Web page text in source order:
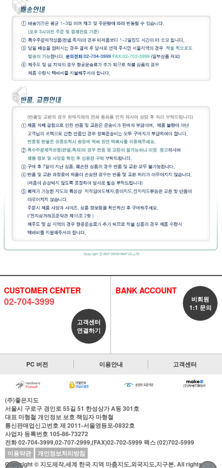
CUSTOMER CENTER
02-704-3999
고객센터
연결하기
BANK ACCOUNT
비회원
1:1 문의
PC 버전 이용안내 고객센터
(주)좋은지도
서울시 구로구 경인로 55길 51 한성상가 A동 301호
대표 마형철 개인정보 보호 책임자마형철
통신판매업신고번호제 2011-서울영등포-0832호
사업자 등록번호105-86-73272
전화02-704-3999,02-707-2999,(FAX)02-702-5999팩스(02)702-5999
이용약관
개인정보처리방침
Copyright © 지도제작,세계 한국 지역 마춤지도,외국지도,지구본. All rights